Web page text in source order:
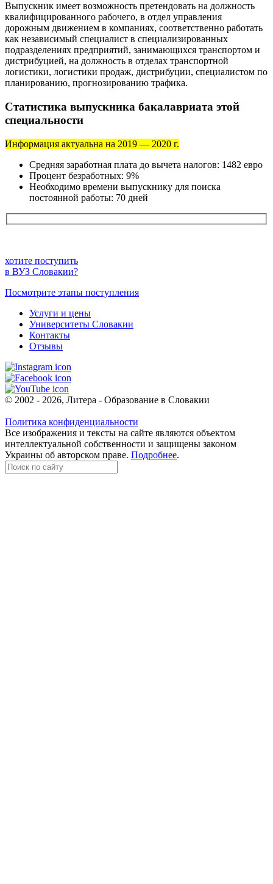
Выпускник имеет возможность претендовать на должность
квалифицированного рабочего, в отдел управления
дорожным движением в компаниях, соответственно работать
как независимый специалист в специализированных
подразделениях предприятий, занимающихся транспортом и
дистрибуцией, на должность в отделах транспортной
логистики, логистики продаж, дистрибуции, специалистом по
планированию, прогнозированию трафика.
Статистика выпускника бакалавриата этой
специальности
Информация актуальна на 2019 — 2020 г.
Средняя заработная плата до вычета налогов: 1482 евро
Процент безработных: 9%
Необходимо времени выпускнику для поиска
постоянной работы: 70 дней
хотите поступить
в ВУЗ Словакии?
Посмотрите этапы поступления
Услуги и цены
Университеты Словакии
Контакты
Отзывы
© 2002 - 2026, Литера - Образование в Словакии
Политика конфиденциальности
Все изображения и тексты на сайте являются объектом
интеллектуальной собственности и защищены законом
Украины об авторском праве. Подробнее.